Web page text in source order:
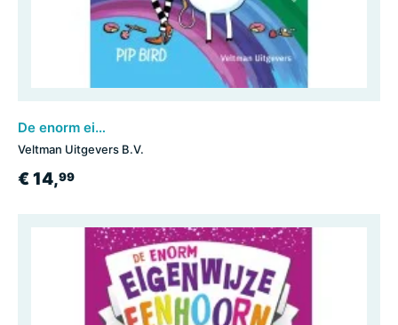
De enorm eigenwijze eenhoorn
Veltman Uitgevers B.V.
€ 14,99